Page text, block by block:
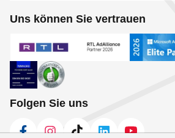
Uns können Sie vertrauen
Folgen Sie uns